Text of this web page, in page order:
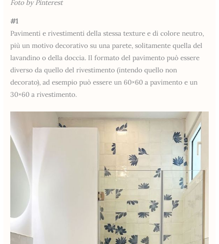
Foto by Pinterest
#1
Pavimenti e rivestimenti della stessa texture e di colore neutro,
più un motivo decorativo su una parete, solitamente quella del
lavandino o della doccia. Il formato del pavimento può essere
diverso da quello del rivestimento (intendo quello non
decorato), ad esempio può essere un 60×60 a pavimento e un
30×60 a rivestimento.